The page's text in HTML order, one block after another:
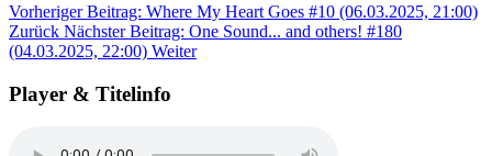
Vorheriger Beitrag: Where My Heart Goes #10 (06.03.2025, 21:00)
Zurück Nächster Beitrag: One Sound... and others! #180
(04.03.2025, 22:00) Weiter
Player & Titelinfo